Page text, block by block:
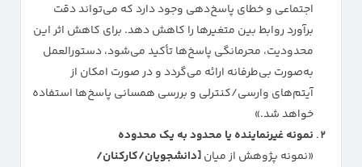
اجتماعی و خطای پاسخ‌دهی وجود دارد که می‌تواند دقت
برآورد روابط بین متغیرها را کاهش دهد. برای کاهش اثر این
محدودیت، محرمانگی پاسخ‌ها تأکید می‌شود، دستورالعمل
به‌صورت بی‌طرفانه ارائه می‌گردد و در صورت امکان از
آیتم‌های وارسی/کنترلی و بررسی همسانی پاسخ‌ها استفاده
خواهد شد.»
نمونه غیرنماینده یا محدود به یک محدوده
«نمونه پژوهش از میان[دانشجویان/کارکنان/